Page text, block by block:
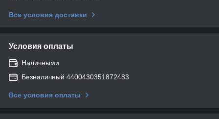
Все условия доставки
Условия оплаты
Наличными
Безналичный 4400430351872483
Все условия оплаты